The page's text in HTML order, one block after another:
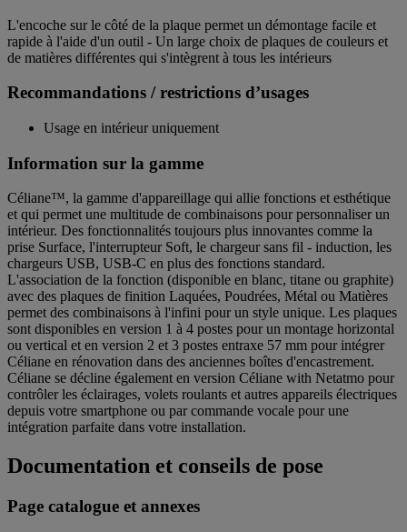
L'encoche sur le côté de la plaque permet un démontage facile et
rapide à l'aide d'un outil - Un large choix de plaques de couleurs et
de matières différentes qui s'intègrent à tous les intérieurs
Recommandations / restrictions d’usages
Usage en intérieur uniquement
Information sur la gamme
Céliane™, la gamme d'appareillage qui allie fonctions et esthétique
et qui permet une multitude de combinaisons pour personnaliser un
intérieur. Des fonctionnalités toujours plus innovantes comme la
prise Surface, l'interrupteur Soft, le chargeur sans fil - induction, les
chargeurs USB, USB-C en plus des fonctions standard.
L'association de la fonction (disponible en blanc, titane ou graphite)
avec des plaques de finition Laquées, Poudrées, Métal ou Matières
permet des combinaisons à l'infini pour un style unique. Les plaques
sont disponibles en version 1 à 4 postes pour un montage horizontal
ou vertical et en version 2 et 3 postes entraxe 57 mm pour intégrer
Céliane en rénovation dans des anciennes boîtes d'encastrement.
Céliane se décline également en version Céliane with Netatmo pour
contrôler les éclairages, volets roulants et autres appareils électriques
depuis votre smartphone ou par commande vocale pour une
intégration parfaite dans votre installation.
Documentation et conseils de pose
Page catalogue et annexes